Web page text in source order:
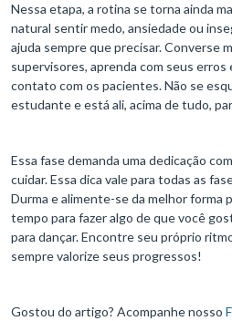
Nessa etapa, a rotina se torna ainda
natural sentir medo, ansiedade ou
ajuda sempre que precisar. Converse
supervisores, aprenda com seus erros
contato com os pacientes. Não se
estudante e está ali, acima de tudo,
Essa fase demanda uma dedicação
cuidar. Essa dica vale para todas as
Durma e alimente-se da melhor forma
tempo para fazer algo de que você
para dançar. Encontre seu próprio
sempre valorize seus progressos!
Gostou do artigo? Acompanhe nosso